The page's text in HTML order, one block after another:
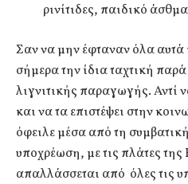
ρινίτιδες, παιδικό
Σαν να μην έφταναν όλα αυτά
σήμερα την ίδια ταχτική
λιγνιτικής παραγωγής. Αντί
και να τα επιστέψει στην
όφειλε μέσα από τη
υποχρέωση, με τις πλάτες
απαλλάσσεται από όλες τις